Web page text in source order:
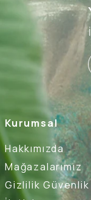
Kurumsal
Hakkımızda
Mağazalarımız
Gizlilik Güvenlik